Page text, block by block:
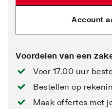
Account
Voordelen van een
Voor 17.00 uur
Bestellen op
Maak offertes met